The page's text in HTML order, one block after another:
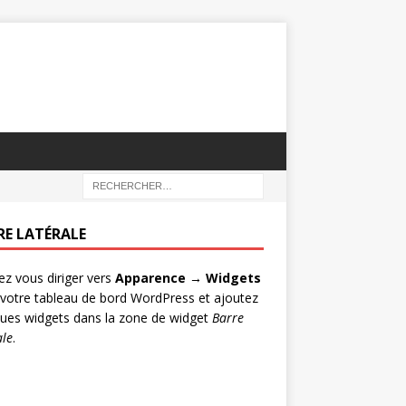
LATÉRALE
vous diriger vers Apparence → Widgets
tableau de bord WordPress et ajoutez
widgets dans la zone de widget Barre
.